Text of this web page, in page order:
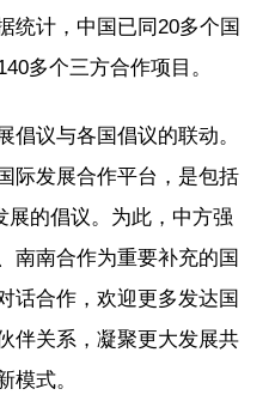
统计，中国已同20多个国
多个三方合作项目。
倡议与各国倡议的联动。
际发展合作平台，是包括
展的倡议。为此，中方强
南南合作为重要补充的国
话合作，欢迎更多发达国
伴关系，凝聚更大发展共
模式。